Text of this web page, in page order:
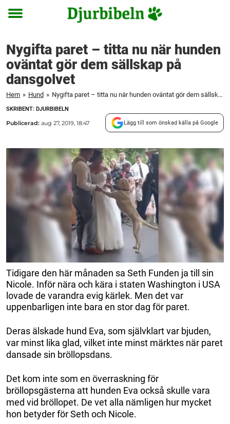
Toggle
Nygifta paret – titta nu när hunden
oväntat gör dem sällskap på
dansgolvet
Hem » Hund » Nygifta paret – titta nu när hunden oväntat gör dem sällskap på dansgolvet
SKRIBENT: DJURBIBELN
Publicerad: aug 27, 2019, 18:47 Lägg till som önskad källa på Google
Tidigare den här månaden sa Seth Funden ja till sin
Nicole. Inför nära och kära i staten Washington i USA
lovade de varandra evig kärlek. Men det var
uppenbarligen inte bara en stor dag för paret.
Deras älskade hund Eva, som självklart var bjuden,
var minst lika glad, vilket inte minst märktes när paret
dansade sin bröllopsdans.
Det kom inte som en överraskning för
bröllopsgästerna att hunden Eva också skulle vara
med vid bröllopet. De vet alla nämligen hur mycket
hon betyder för Seth och Nicole.